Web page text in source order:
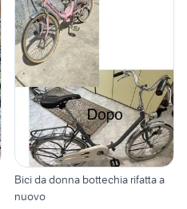
Bici da donna bottechia rifatta a
nuovo